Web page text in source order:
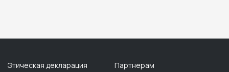
Этическая декларация
Партнерам